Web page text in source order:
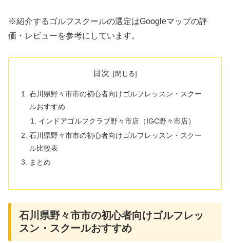
※紹介するゴルフスクールの選定はGoogleマップの評
価・レビューを参考にしています。
目次
石川県野々市市の初心者向けゴルフレッスン・スクー
ルおすすめ
インドアゴルフクラブ野々市店（IGC野々市店）
石川県野々市市の初心者向けゴルフレッスン・スクー
ル比較表
まとめ
石川県野々市市の初心者向けゴルフレッ
スン・スクールおすすめ